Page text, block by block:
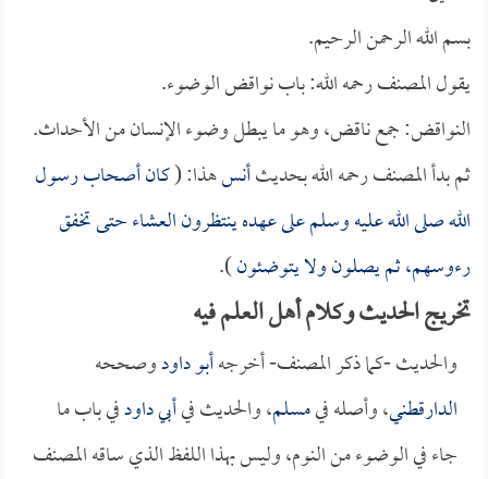
بسم الله الرحمن الرحيم.
يقول المصنف رحمه الله: باب نواقض الوضوء.
النواقض: جمع ناقض، وهو ما يبطل وضوء الإنسان من الأحداث.
ثم بدأ المصنف رحمه الله بحديثأنسهذا: (كان أصحاب رسول
الله صلى الله عليه وسلم على عهده ينتظرون العشاء حتى تخفق
رءوسهم، ثم يصلون ولا يتوضئون).
تخريج الحديث وكلام أهل العلم فيه
والحديث -كما ذكر المصنف- أخرجهأبو داودوصححه
الدارقطني، وأصله فيمسلم، والحديث فيأبي داودفي باب ما
جاء في الوضوء من النوم، وليس بهذا اللفظ الذي ساقه المصنف